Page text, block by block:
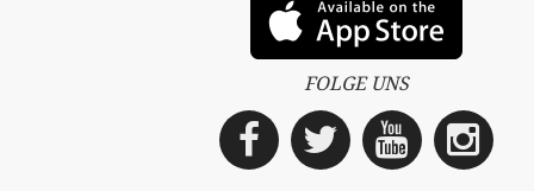
FOLGE UNS
Facebook
Twitter